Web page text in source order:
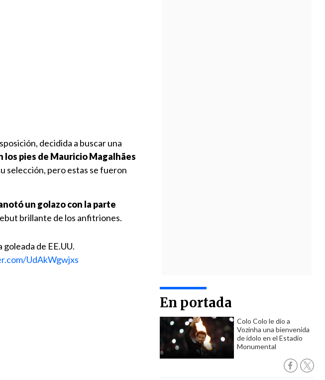
En portada
Colo Colo le dio a
Vozinha una bienvenida
de ídolo en el Estadio
Monumental
decidida a buscar una
los pies de Mauricio Magalhães
selección, pero estas se fueron
un golazo con la parte
brillante de los anfitriones.
de EE.UU.
UdAkWgwjxs